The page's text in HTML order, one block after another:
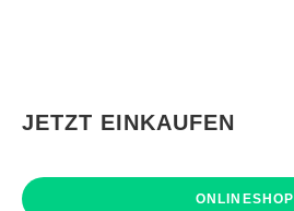
JETZT EINKAUFEN
ONLINESHOP